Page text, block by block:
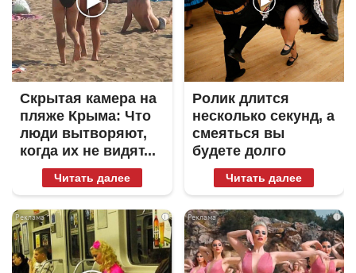
Скрытая камера на
пляже Крыма: Что
люди вытворяют,
когда их не видят...
Читать далее
Ролик длится
несколько секунд, а
смеяться вы
будете долго
Читать далее
i i